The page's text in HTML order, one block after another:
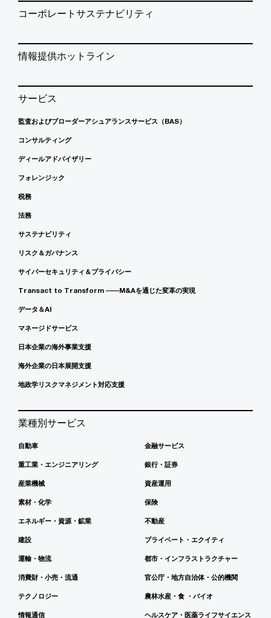
コーポレートサステナビリティ
情報提供ホットライン
サービス
監査およびブローダーアシュアランスサービス（BAS）
コンサルティング
ディールアドバイザリー
フォレンジック
税務
法務
サステナビリティ
リスク＆ガバナンス
サイバーセキュリティ＆プライバシー
Transact to Transform ――M&Aを通じた変革の実現
データ＆AI
マネージドサービス
日本企業の海外事業支援
海外企業の日本展開支援
地政学リスクマネジメント対応支援
業種別サービス
自動車
重工業・エンジニアリング
産業機械
素材・化学
エネルギー・資源・鉱業
建設
運輸・物流
消費財・小売・流通
テクノロジー
情報通信
金融サービス
銀行・証券
資産運用
保険
不動産
プライベート・エクイティ
都市・インフラストラクチャー
官公庁・地方自治体・公的機関
農林水産・食 ・バイオ
ヘルスケア・医薬ライフサイエンス